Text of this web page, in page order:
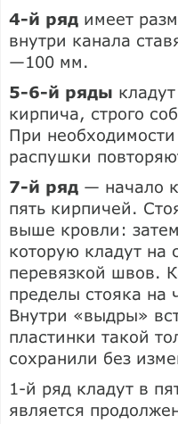
4-й ряд имеет
внутри канала
—100 мм.
5-6-й ряды
кирпича, строго
При
распушки
7-й ряд — начало
пять кирпичей.
выше кровли:
которую кладут на
перевязкой швов.
пределы стояка на
Внутри «выдры»
пластинки такой
сохранили без
1-й ряд кладут в
является